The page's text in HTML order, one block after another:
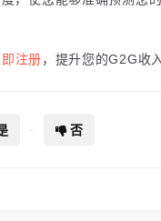
注册，提升您的G2G收入
否